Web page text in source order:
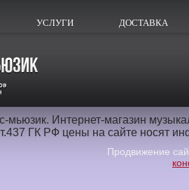
УСЛУГИ ДОСТАВКА
мьюзик. Интернет-магазин
ГК РФ цены на сайте носят
Продвижение